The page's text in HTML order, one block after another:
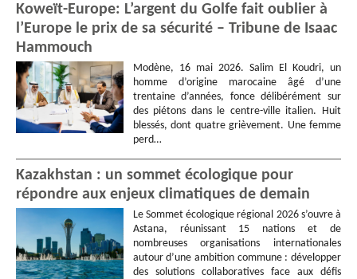
Koweït-Europe: L’argent du Golfe fait oublier à
l’Europe le prix de sa sécurité – Tribune de Isaac
Hammouch
Modène, 16 mai 2026. Salim El Koudri, un
homme d’origine marocaine âgé d’une
trentaine d’années, fonce délibérément sur
des piétons dans le centre-ville italien. Huit
blessés, dont quatre grièvement. Une femme
perd…
Kazakhstan : un sommet écologique pour
répondre aux enjeux climatiques de demain
Le Sommet écologique régional 2026 s’ouvre à
Astana, réunissant 15 nations et de
nombreuses organisations internationales
autour d’une ambition commune : développer
des solutions collaboratives face aux défis